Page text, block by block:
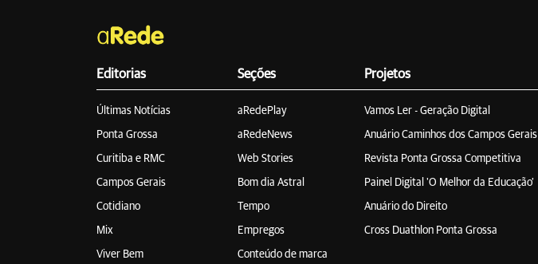
Editorias
Últimas Notícias
Ponta Grossa
Curitiba e RMC
Campos Gerais
Cotidiano
Mix
Viver Bem
Seções
aRedePlay
aRedeNews
Web Stories
Bom dia Astral
Tempo
Empregos
Conteúdo de marca
Projetos
Vamos Ler - Geração Digital
Anuário Caminhos dos Campos Gerais
Revista Ponta Grossa Competitiva
Painel Digital 'O Melhor da Educação'
Anuário do Direito
Cross Duathlon Ponta Grossa